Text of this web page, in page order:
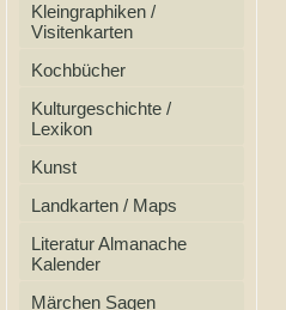
Kleingraphiken /
Visitenkarten
Kochbücher
Kulturgeschichte /
Lexikon
Kunst
Landkarten / Maps
Literatur Almanache
Kalender
Märchen Sagen